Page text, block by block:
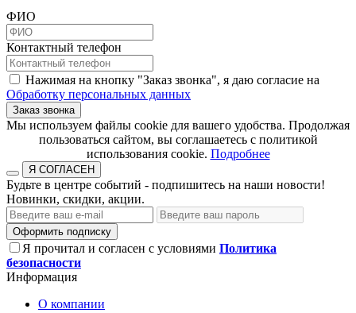
ФИО
Контактный телефон
Нажимая на кнопку "Заказ звонка", я даю согласие на
Обработку персональных данных
Заказ звонка
​​​​​​​Мы используем файлы cookie для вашего удобства. Продолжая
пользоваться сайтом, вы соглашаетесь с политикой
использования cookie.​​​​​​​ Подробнее
Я СОГЛАСЕН
Будьте в центре событий - подпишитесь на наши новости!
Новинки, скидки, акции.
Оформить подписку
Я прочитал и согласен с условиями Политика
безопасности
Информация
О компании